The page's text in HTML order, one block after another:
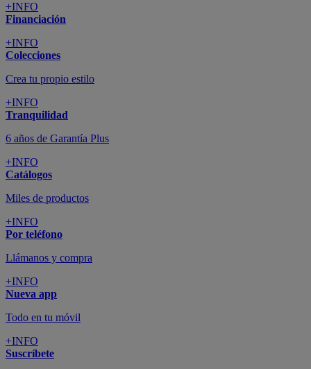
+INFO
Financiación
+INFO
Colecciones
Crea tu propio estilo
+INFO
Tranquilidad
6 años de Garantía Plus
+INFO
Catálogos
Miles de productos
+INFO
Por teléfono
Llámanos y compra
+INFO
Nueva app
Todo en tu móvil
+INFO
Suscríbete